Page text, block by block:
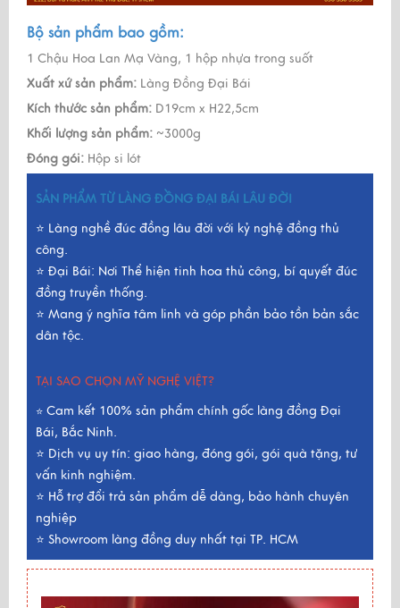
Bộ sản phẩm bao gồm:
1 Chậu Hoa Lan Mạ Vàng, 1 hộp nhựa trong suốt
Xuất xứ sản phẩm: Làng Đồng Đại Bái
Kích thước sản phẩm: D19cm x H22,5cm
Khối lượng sản phẩm: ~3000g
Đóng gói: Hộp si lót
SẢN PHẨM TỪ LÀNG ĐỒNG ĐẠI BÁI LÂU ĐỜI
⭐ Làng nghề đúc đồng lâu đời với kỷ nghệ đồng thủ
công.
⭐ Đại Bái: Nơi Thể hiện tinh hoa thủ công, bí quyết đúc
đồng truyền thống.
⭐ Mang ý nghĩa tâm linh và góp phần bảo tồn bản sắc
dân tộc.
TẠI SAO CHỌN MỸ NGHỆ VIỆT?
⭐ Cam kết 100% sản phẩm chính gốc làng đồng Đại
Bái, Bắc Ninh.
⭐ Dịch vụ uy tín: giao hàng, đóng gói, gói quà tặng, tư
vấn kinh nghiệm.
⭐ Hỗ trợ đổi trả sản phẩm dễ dàng, bảo hành chuyên
nghiệp
⭐ Showroom làng đồng duy nhất tại TP. HCM